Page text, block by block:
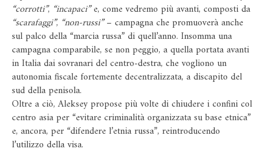
“corrotti”, “incapaci”e, come vedremo più avanti, composti da
“scarafaggi”, “non-russi”– campagna che promuoverà anche
sul palco della “marcia russa” di quell’anno. Insomma una
campagna comparabile, se non peggio, a quella portata avanti
in Italia dai sovranari del centro-destra, che vogliono un
autonomia fiscale fortemente decentralizzata, a discapito del
sud della penisola.
Oltre a ciò, Aleksey propose più volte di chiudere i confini col
centro asia per “evitare criminalità organizzata su base etnica”
e, ancora, per “difendere l’etnia russa”, reintroducendo
l’utilizzo della visa.